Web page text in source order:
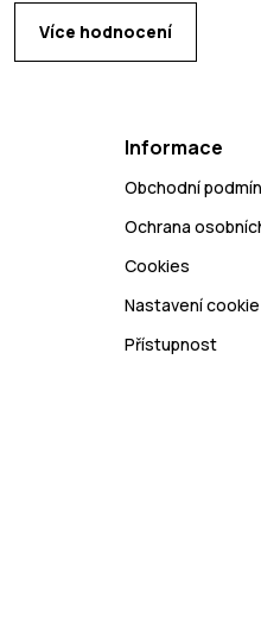
Více hodnocení
Informace
Obchodní
Ochrana
Cookies
Nastavení cookie
Přístupnost